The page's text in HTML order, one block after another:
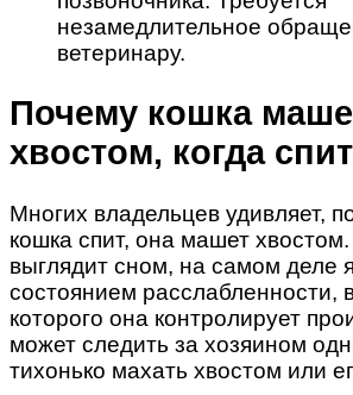
незамедлительное
ветеринару.
Почему кошка
хвостом, когда
Многих владельцев удивляет,
кошка спит, она машет хвостом.
выглядит сном, на самом деле
состоянием расслабленности,
которого она контролирует
может следить за хозяином
тихонько махать хвостом или